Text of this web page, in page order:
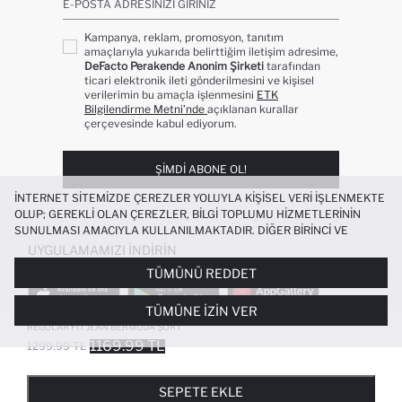
REGULAR FIT JEAN BERMUDA ŞORT
1299.99 TL 1169.99 TL
SEPETE EKLE
E-POSTA ADRESINIZI GIRINIZ
Kampanya, reklam, promosyon, tanıtım
amaçlarıyla yukarıda belirttiğim iletişim adresime,
DeFacto Perakende Anonim Şirketi tarafından
ticari elektronik ileti gönderilmesini ve kişisel
verilerimin bu amaçla işlenmesini ETK
Bilgilendirme Metni’nde açıklanan kurallar
çerçevesinde kabul ediyorum.
ŞIMDI ABONE OL!
UYGULAMAMIZI İNDIRIN
POPÜLER KATEGORILER
KADIN BEYAZ TIŞÖRT
İNTERNET SITEMIZDE ÇEREZLER YOLUYLA KIŞISEL VERI IŞLENMEKTE
OLUP; GEREKLI OLAN ÇEREZLER, BILGI TOPLUMU HIZMETLERININ
SUNULMASI AMACIYLA KULLANILMAKTADIR. DIĞER BIRINCI VE
ÜÇÜNCÜ TARAF ÇEREZLER ISE SIZE DAHA IYI BIR ALIŞVERIŞ
DENEYIMI SUNULABILMESI, SITEMIZIN DAHA IŞLEVSEL KILINMASI VE
KIŞISELLEŞTIRMESI VE AÇIK RIZA VERMENIZ HALINDE, SIZLERE
YÖNELIK PAZARLAMA FAALIYETLERININ YAPILMASI AMAÇLARIYLA
SINIRLI OLARAK KULLANILACAKTIR. ÇEREZLERE DAIR TERCIHLERINIZI
ÇEREZ TERCIHLERIPANELI ARACILIĞIYLA HER ZAMAN YÖNETEBILIR,
ÇEREZLERLE ILGILI DAHA DETAYLI BILGIYE
TÜMÜNÜ REDDET
TÜMÜNE İZIN VER